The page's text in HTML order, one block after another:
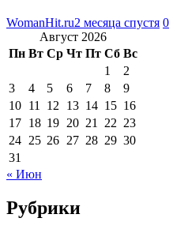
WomanHit.ru2 месяца спустя 0
Август 2026
Пн Вт Ср Чт Пт Сб Вс
1
2
3
4 5 6 7 8
9
10 11 12 13 14 15 16
17 18 19 20 21 22 23
24 25 26 27 28 29 30
31
« Июн
Рубрики